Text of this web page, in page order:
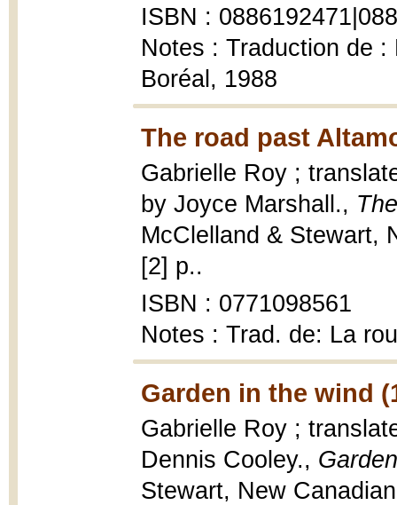
ISBN :
Notes : Traduction de
Boréal, 1988
The road past
Gabrielle Roy ;
by Joyce Marshall.,
McClelland & Stewart,
[2] p..
ISBN : 0771098561
Notes : Trad. de: La
Garden in the wind
Gabrielle Roy ;
Dennis Cooley.,
Stewart, New